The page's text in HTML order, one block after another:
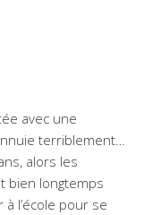
avec une
terriblement…
alors les
bien longtemps
à l’école pour se